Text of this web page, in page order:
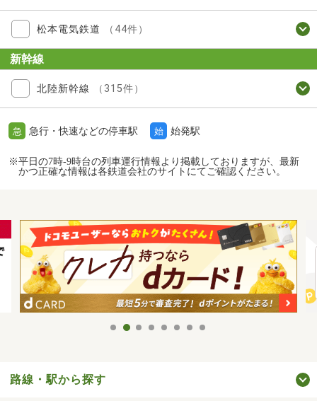
松本電気鉄道 （44件）
新幹線
北陸新幹線 （315件）
急 急行・快速などの停車駅 始 始発駅
※平日の7時-9時台の列車運行情報より掲載しておりますが、最新
かつ正確な情報は各鉄道会社のサイトにてご確認ください。
路線・駅から探す